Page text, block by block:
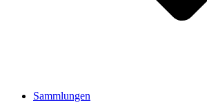
Sammlungen